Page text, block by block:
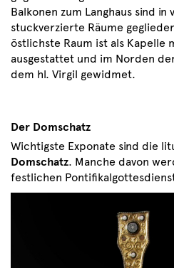
Balkonen zum Langhaus sind
stuckverzierte Räume
östlichste Raum ist als Kapelle
ausgestattet und im Norden
dem hl. Virgil gewidmet.
Der Domschatz
Wichtigste Exponate sind die
Domschatz. Manche davon
festlichen